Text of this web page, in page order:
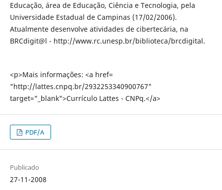
Educação, área de Educação, Ciência e Tecnologia, pela
Universidade Estadual de Campinas (17/02/2006).
Atualmente desenvolve atividades de cibertecária, na
BRCdigit@l - http://www.rc.unesp.br/biblioteca/brcdigital.
<p>Mais informações: <a href=
"http://lattes.cnpq.br/2932253340900767"
target="_blank">Currículo Lattes - CNPq.</a>
PDF/A
Publicado
27-11-2008